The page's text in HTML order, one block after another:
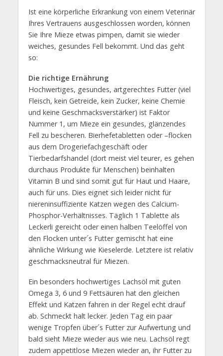
Ist eine körperliche Erkrankung von einem Veterinär
Ihres Vertrauens ausgeschlossen worden, können
Sie Ihre Mieze etwas pimpen, damit sie wieder
weiches, gesundes Fell bekommt. Und das geht
so:
Die richtige Ernährung
Hochwertiges, gesundes, artgerechtes Futter (viel
Fleisch, kein Getreide, kein Zucker, keine Chemie
und keine Geschmacksverstärker) ist Faktor
Nummer 1, um Mieze ein gesundes, glänzendes
Fell zu bescheren. Bierhefetabletten oder –flocken
aus dem Drogeriefachgeschäft oder
Tierbedarfshandel (dort meist viel teurer, es gehen
durchaus Produkte für Menschen) beinhalten
Vitamin B und sind somit gut für Haut und Haare,
auch für uns. Dies eignet sich leider nicht für
niereninsuffiziente Katzen wegen des Calcium-
Phosphor-Verhältnisses. Täglich 1 Tablette als
Leckerli gereicht oder einen halben Teelöffel von
den Flocken unter´s Futter gemischt hat eine
ähnliche Wirkung wie Kieselerde. Letztere ist relativ
geschmacksneutral für Miezen.
Ein besonders hochwertiges Lachsöl mit guten
Omega 3, 6 und 9 Fettsäuren hat den gleichen
Effekt und Katzen fahren in der Regel echt drauf
ab. Schmeckt halt lecker. Jeden Tag ein paar
wenige Tropfen über´s Futter zur Aufwertung und
bald sieht Mieze wieder aus wie neu. Lachsöl regt
zudem appetitlose Miezen wieder an, ihr Futter zu